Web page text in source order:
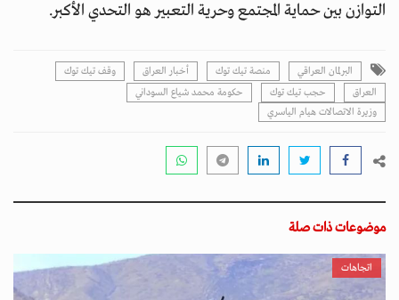
التوازن بين حماية المجتمع وحرية التعبير هو التحدي الأكبر.
البرلمان العراقي منصة تيك توك أخبار العراق
وقف تيك توك
العراق
حجب تيك توك
حكومة محمد شياع السوداني
وزيرة الاتصالات هيام الياسري
موضوعات ذات صلة
اتجاهات